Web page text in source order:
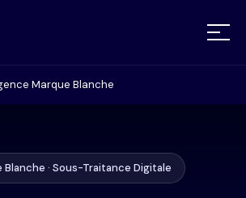
Marque Blanche
Blanche · Sous-Traitance Digitale